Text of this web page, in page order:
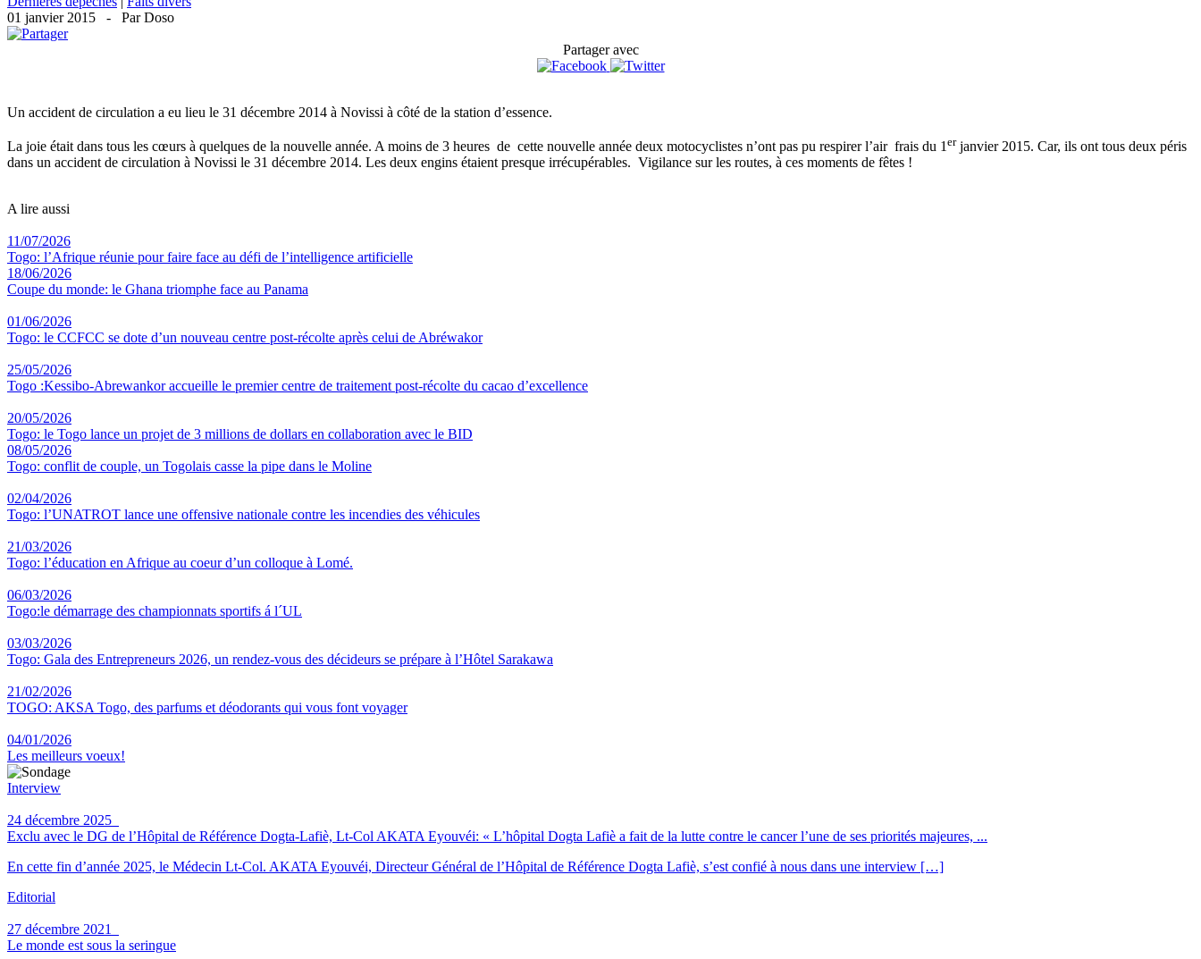
01 janvier 2015 - Par Doso
Partager avec
Un accident de circulation a eu lieu le 31 décembre 2014 à Novissi à côté de la station d’essence.
La joie était dans tous les cœurs à quelques de la nouvelle année. A moins de 3 heures de cette nouvelle année deux motocyclistes n’ont pas pu respirer l’air frais du 1 erjanvier 2015. Car, ils ont tous deux péris
dans un accident de circulation à Novissi le 31 décembre 2014. Les deux engins étaient presque irrécupérables. Vigilance sur les routes, à ces moments de fêtes !
A lire aussi
11/07/2026
Togo: l’Afrique réunie pour faire face au défi de l’intelligence artificielle
18/06/2026
Coupe du monde: le Ghana triomphe face au Panama
01/06/2026
Togo: le CCFCC se dote d’un nouveau centre post-récolte après celui de Abréwakor
25/05/2026
Togo :Kessibo-Abrewankor accueille le premier centre de traitement post-récolte du cacao d’excellence
20/05/2026
Togo: le Togo lance un projet de 3 millions de dollars en collaboration avec le BID
08/05/2026
Togo: conflit de couple, un Togolais casse la pipe dans le Moline
02/04/2026
Togo: l’UNATROT lance une offensive nationale contre les incendies des véhicules
21/03/2026
Togo: l’éducation en Afrique au coeur d’un colloque à Lomé.
06/03/2026
Togo:le démarrage des championnats sportifs á l´UL
03/03/2026
Togo: Gala des Entrepreneurs 2026, un rendez-vous des décideurs se prépare à l’Hôtel Sarakawa
21/02/2026
TOGO: AKSA Togo, des parfums et déodorants qui vous font voyager
04/01/2026
Les meilleurs voeux!
Interview
24 décembre 2025
Exclu avec le DG de l’Hôpital de Référence Dogta-Lafiè, Lt-Col AKATA Eyouvéi: « L’hôpital Dogta Lafiè a fait de la lutte contre le cancer l’une de ses priorités majeures, ...
En cette fin d’année 2025, le Médecin Lt-Col. AKATA Eyouvéi, Directeur Général de l’Hôpital de Référence Dogta Lafiè, s’est confié à nous dans une interview […]
Editorial
27 décembre 2021
Le monde est sous la seringue